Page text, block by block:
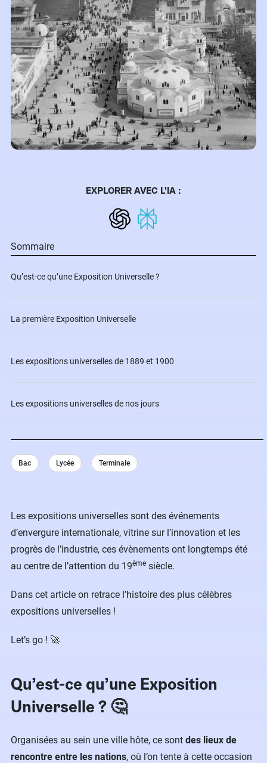
Les expositions universelles sont des événements
d’envergure internationale, vitrine sur l’innovation et les
progrès de l’industrie, ces évènements ont longtemps été
au centre de l’attention du 19ème siècle.
Dans cet article on retrace l’histoire des plus célèbres
expositions universelles !
Let’s go ! 🚀
Qu’est-ce qu’une Exposition
Universelle ? 🤔
Organisées au sein une ville hôte, ce sont des lieux de
rencontre entre les nations, où l’on tente à cette occasion
EXPLORER AVEC L'IA :
Sommaire
Qu’est-ce qu’une Exposition Universelle ?
La première Exposition Universelle
Les expositions universelles de 1889 et 1900
Les expositions universelles de nos jours
Bac Lycée Terminale